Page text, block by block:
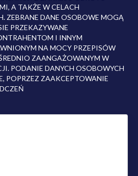
A TAKŻE W CELACH
ZEBRANE DANE OSOBOWE MOGĄ
PRZEKAZYWANE
I INNYM
NA MOCY PRZEPISÓW
ZAANGAŻOWANYM W
PODANIE DANYCH OSOBOWYCH
POPRZEZ ZAAKCEPTOWANIE